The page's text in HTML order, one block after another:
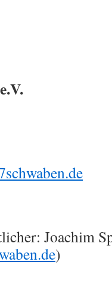
Joachim
)